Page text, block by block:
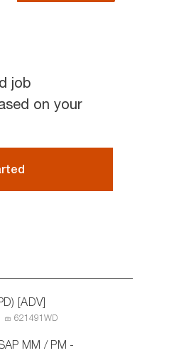
job
on your
[ADV]
P
o
621491WD
MM / PM -